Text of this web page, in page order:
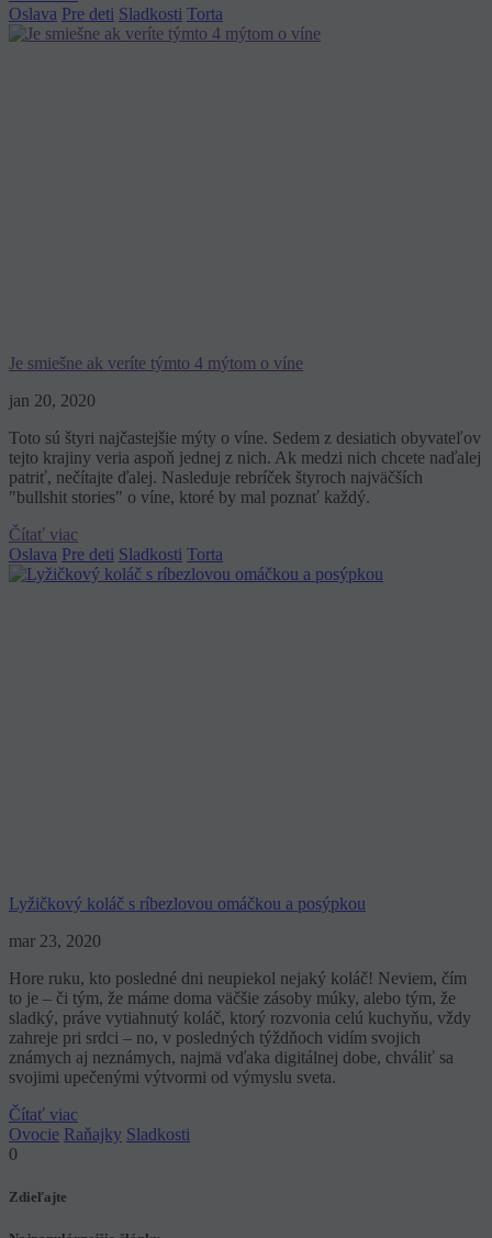
Oslava Pre deti Sladkosti Torta
Je smiešne ak veríte týmto 4 mýtom o víne
jan 20, 2020
Toto sú štyri najčastejšie mýty o víne. Sedem z desiatich obyvateľov
tejto krajiny veria aspoň jednej z nich. Ak medzi nich chcete naďalej
patriť, nečítajte ďalej. Nasleduje rebríček štyroch najväčších
"bullshit stories" o víne, ktoré by mal poznať každý.
Čítať viac
Oslava Pre deti Sladkosti Torta
Lyžičkový koláč s ríbezlovou omáčkou a posýpkou
mar 23, 2020
Hore ruku, kto posledné dni neupiekol nejaký koláč! Neviem, čím
to je – či tým, že máme doma väčšie zásoby múky, alebo tým, že
sladký, práve vytiahnutý koláč, ktorý rozvonia celú kuchyňu, vždy
zahreje pri srdci – no, v posledných týždňoch vidím svojich
známych aj neznámych, najmä vďaka digitálnej dobe, chváliť sa
svojimi upečenými výtvormi od výmyslu sveta.
Čítať viac
Ovocie Raňajky Sladkosti
0
Zdieľajte